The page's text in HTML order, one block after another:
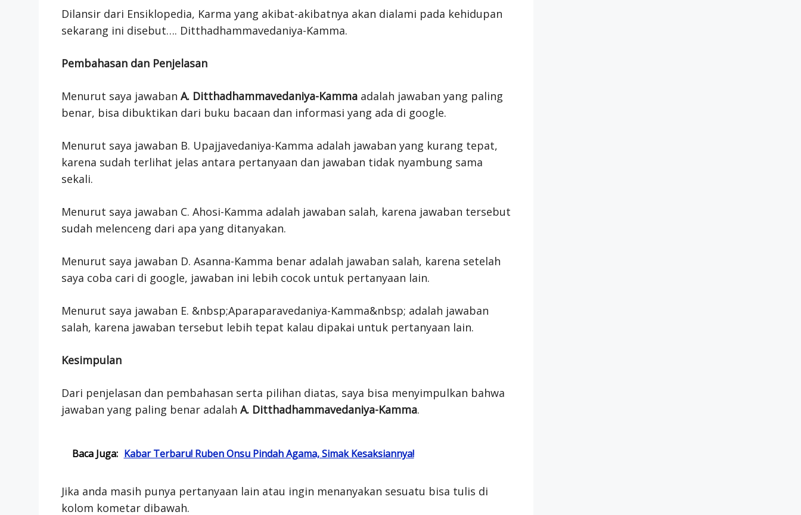
Dilansir dari Ensiklopedia, Karma yang akibat-akibatnya akan dialami pada kehidupan
sekarang ini disebut…. Ditthadhammavedaniya-Kamma.
Pembahasan dan Penjelasan
Menurut saya jawaban A. Ditthadhammavedaniya-Kammaadalah jawaban yang paling
benar, bisa dibuktikan dari buku bacaan dan informasi yang ada di google.
Menurut saya jawaban B. Upajjavedaniya-Kamma adalah jawaban yang kurang tepat,
karena sudah terlihat jelas antara pertanyaan dan jawaban tidak nyambung sama
sekali.
Menurut saya jawaban C. Ahosi-Kamma adalah jawaban salah, karena jawaban tersebut
sudah melenceng dari apa yang ditanyakan.
Menurut saya jawaban D. Asanna-Kamma benar adalah jawaban salah, karena setelah
saya coba cari di google, jawaban ini lebih cocok untuk pertanyaan lain.
Menurut saya jawaban E. &nbsp;Aparaparavedaniya-Kamma&nbsp; adalah jawaban
salah, karena jawaban tersebut lebih tepat kalau dipakai untuk pertanyaan lain.
Kesimpulan
Dari penjelasan dan pembahasan serta pilihan diatas, saya bisa menyimpulkan bahwa
jawaban yang paling benar adalah A. Ditthadhammavedaniya-Kamma.
Baca Juga: Kabar Terbaru! Ruben Onsu Pindah Agama, Simak Kesaksiannya!
Jika anda masih punya pertanyaan lain atau ingin menanyakan sesuatu bisa tulis di
kolom kometar dibawah.